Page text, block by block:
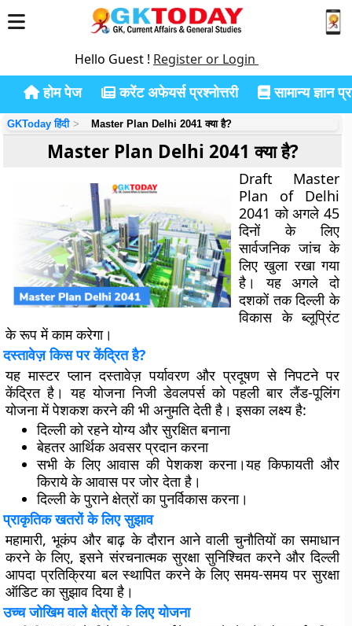
Hello Guest ! Register or Login
होम पेज करेंट अफेयर्स प्रश्नोत्तरी सामान्य ज्ञान
GKToday हिंदी Master Plan Delhi 2041 क्या है?
Master Plan Delhi 2041 क्या है?
Draft Master
Plan of Delhi
2041 को अगले 45
दिनों के लिए
सार्वजनिक जांच के
लिए खुला रखा गया
है। यह अगले दो
दशकों तक दिल्ली के
विकास के ब्लूप्रिंट
के रूप में काम करेगा।
दस्तावेज़ किस पर केंद्रित है?
यह मास्टर प्लान दस्तावेज़ पर्यावरण और प्रदूषण से निपटने पर
केंद्रित है। यह योजना निजी डेवलपर्स को पहली बार लैंड-पूलिंग
योजना में पेशकश करने की भी अनुमति देती है। इसका लक्ष्य है:
दिल्ली को रहने योग्य और सुरक्षित बनाना
बेहतर आर्थिक अवसर प्रदान करना
सभी के लिए आवास की पेशकश करना।यह किफायती और
किराये के आवास पर जोर देता है।
दिल्ली के पुराने क्षेत्रों का पुनर्विकास करना।
प्राकृतिक खतरों के लिए सुझाव
महामारी, भूकंप और बाढ़ के दौरान आने वाली चुनौतियों का समाधान
करने के लिए, इसने संरचनात्मक सुरक्षा सुनिश्चित करने और दिल्ली
आपदा प्रतिक्रिया बल स्थापित करने के लिए समय-समय पर सुरक्षा
ऑडिट का सुझाव दिया है।
उच्च जोखिम वाले क्षेत्रों के लिए योजना